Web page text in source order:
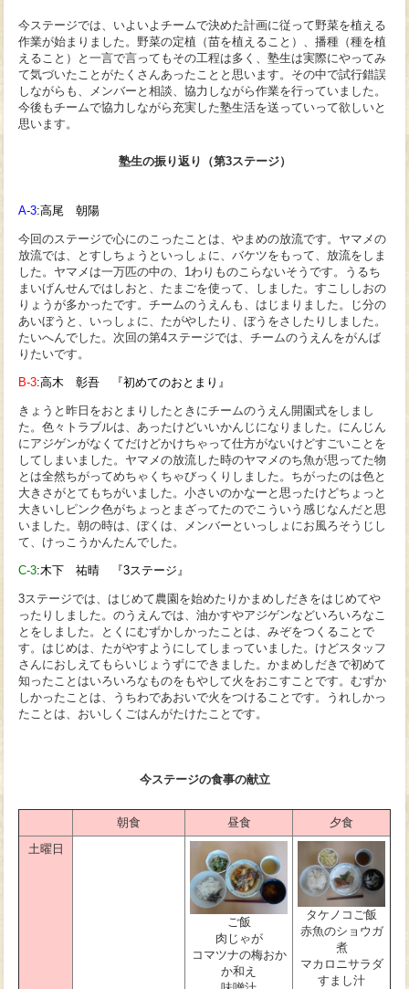
今ステージでは、いよいよチームで決めた計画に従って野菜を植える
作業が始まりました。野菜の定植（苗を植えること）、播種（種を植
えること）と一言で言ってもその工程は多く、塾生は実際にやってみ
て気づいたことがたくさんあったことと思います。その中で試行錯誤
しながらも、メンバーと相談、協力しながら作業を行っていました。
今後もチームで協力しながら充実した塾生活を送っていって欲しいと
思います。
塾生の振り返り（第3ステージ）
A-3:高尾 朝陽
今回のステージで心にのこったことは、やまめの放流です。ヤマメの
放流では、とすしちょうといっしょに、バケツをもって、放流をしま
した。ヤマメは一万匹の中の、1わりものこらないそうです。うるち
まいげんせんではしおと、たまごを使って、しました。すこししおの
りょうが多かったです。チームのうえんも、はじまりました。じ分の
あいぼうと、いっしょに、たがやしたり、ぼうをさしたりしました。
たいへんでした。次回の第4ステージでは、チームのうえんをがんば
りたいです。
B-3:高木 彰吾 『初めてのおとまり』
きょうと昨日をおとまりしたときにチームのうえん開園式をしまし
た。色々トラブルは、あったけどいいかんじになりました。にんじん
にアジゲンがなくてだけどかけちゃって仕方がないけどすごいことを
してしまいました。ヤマメの放流した時のヤマメのち魚が思ってた物
とは全然ちがってめちゃくちゃびっくりしました。ちがったのは色と
大きさがとてもちがいました。小さいのかなーと思ったけどちょっと
大きいしピンク色がちょっとまざってたのでこういう感じなんだと思
いました。朝の時は、ぼくは、メンバーといっしょにお風ろそうじし
て、けっこうかんたんでした。
C-3:木下 祐晴 『3ステージ』
3ステージでは、はじめて農園を始めたりかまめしだきをはじめてや
ったりしました。のうえんでは、油かすやアジゲンなどいろいろなこ
とをしました。とくにむずかしかったことは、みぞをつくることで
す。はじめは、たがやすようにしてしまっていました。けどスタッフ
さんにおしえてもらいじょうずにできました。かまめしだきで初めて
知ったことはいろいろなものをもやして火をおこすことです。むずか
しかったことは、うちわであおいで火をつけることです。うれしかっ
たことは、おいしくごはんがたけたことです。
今ステージの食事の献立
朝食 昼食
夕食
土曜日
ご飯
肉じゃが
コマツナの梅おか
か和え
タケノコご飯
赤魚のショウガ
煮
マカロニサラダ
すまし汁